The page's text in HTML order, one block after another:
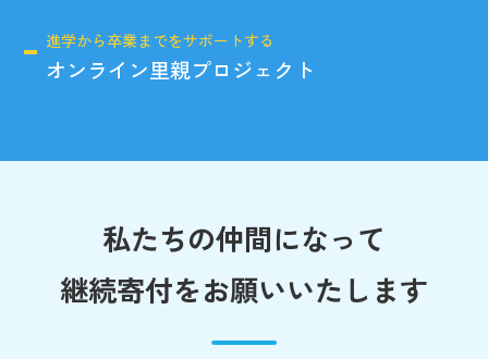
進学から卒業までをサポートする
オンライン里親プロジェクト
私たちの仲間になって
継続寄付をお願いいたします